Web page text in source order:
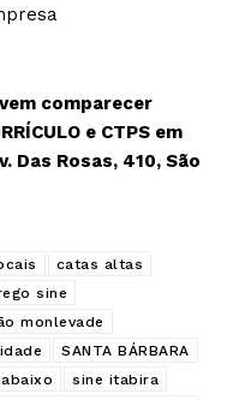
comparecer
e CTPS em
Das Rosas, 410, São
catas altas
sine
monlevade
SANTA BÁRBARA
sine itabira